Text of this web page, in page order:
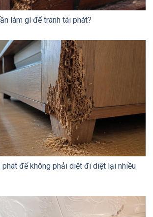
làm gì để tránh tái phát?
để không phải diệt đi diệt lại nhiều